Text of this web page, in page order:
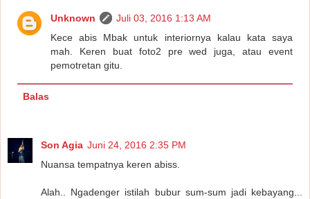
Unknown
Juli 03, 2016 1:13 AM
Kece abis Mbak untuk interiornya kalau kata saya
mah. Keren buat foto2 pre wed juga, atau event
pemotretan gitu.
Balas
Son Agia Juni 24, 2016 2:35 PM
Nuansa tempatnya keren abiss.
Alah.. Ngadenger istilah bubur sum-sum jadi kebayang...